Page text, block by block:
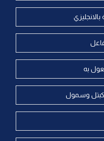
به
كبتل وسمول